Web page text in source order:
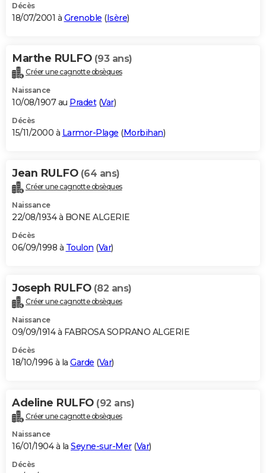
Décès
18/07/2001 à Grenoble (Isère)
Marthe RULFO (93 ans)
Créer une cagnotte obsèques
Naissance
10/08/1907 au Pradet(Var)
Décès
15/11/2000 à Larmor-Plage (Morbihan)
Jean RULFO (64 ans)
Créer une cagnotte obsèques
Naissance
22/08/1934 à BONE ALGERIE
Décès
06/09/1998 à Toulon (Var)
Joseph RULFO (82 ans)
Créer une cagnotte obsèques
Naissance
09/09/1914 à FABROSA SOPRANO ALGERIE
Décès
18/10/1996 à la Garde (Var)
Adeline RULFO (92 ans)
Créer une cagnotte obsèques
Naissance
16/01/1904 à la Seyne-sur-Mer(Var)
Décès